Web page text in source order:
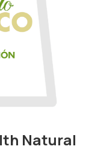
Natural